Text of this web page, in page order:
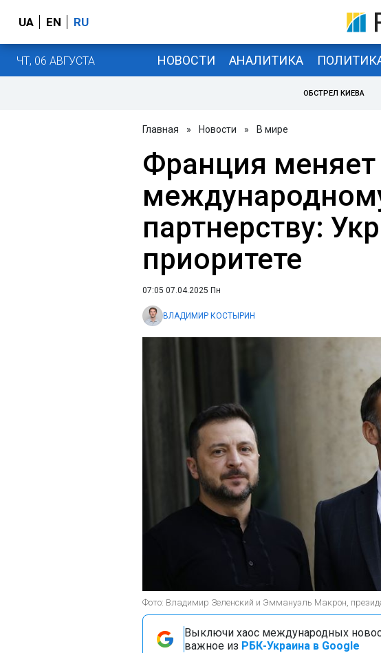
UA EN RU
ЧТ, 06 АВГУСТА НОВОСТИ АНАЛИТИКА
ОБСТРЕЛ КИЕВА
Главная » Новости » В мире
Франция меняет
партнерству:
приоритете
07:05 07.04.2025 Пн
ВЛАДИМИР КОСТЫРИН
Фото: Владимир Зеленский и Эммануэль Макрон,
Выключи хаос международных
важное из РБК-Украина в Google